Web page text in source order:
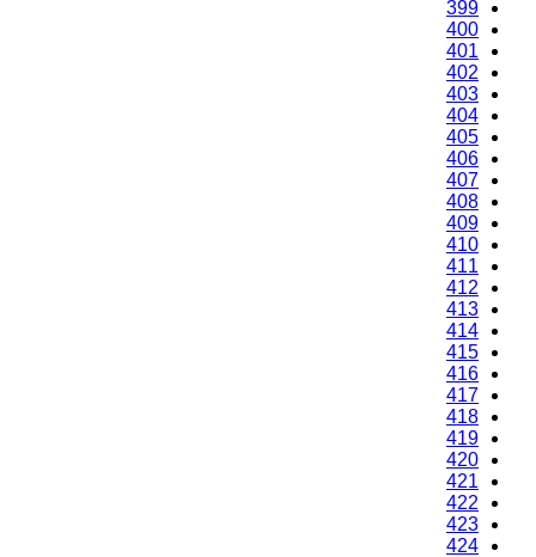
399
400
401
402
403
404
405
406
407
408
409
410
411
412
413
414
415
416
417
418
419
420
421
422
423
424